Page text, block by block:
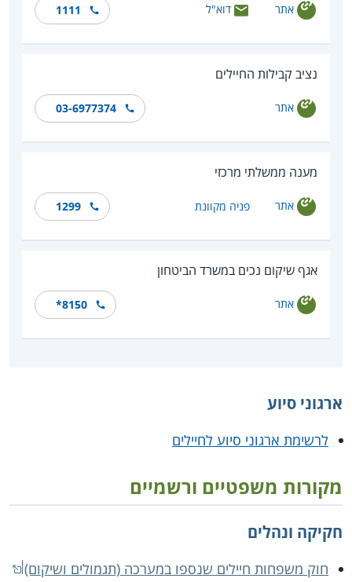
אתר דוא"ל 1111
נציב קבילות החיילים
אתר 03-6977374
מענה ממשלתי מרכזי
אתר פניה מקוונת 1299
אגף שיקום נכים במשרד הביטחון
אתר *8150
ארגוני סיוע
לרשימת ארגוני סיוע לחיילים
מקורות משפטיים ורשמיים
חקיקה ונהלים
חוק משפחות חיילים שנספו במערכה (תגמולים ושיקום)